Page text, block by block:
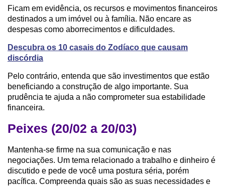
Ficam em evidência, os recursos e movimentos financeiros
destinados a um imóvel ou à família. Não encare as
despesas como aborrecimentos e dificuldades.
Descubra os 10 casais do Zodíaco que causam
discórdia
Pelo contrário, entenda que são investimentos que estão
beneficiando a construção de algo importante. Sua
prudência te ajuda a não comprometer sua estabilidade
financeira.
Peixes (20/02 a 20/03)
Mantenha-se firme na sua comunicação e nas
negociações. Um tema relacionado a trabalho e dinheiro é
discutido e pede de você uma postura séria, porém
pacífica. Compreenda quais são as suas necessidades e